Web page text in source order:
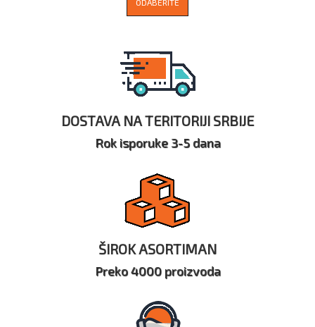
DOSTAVA NA TERITORIJI SRBIJE
Rok isporuke 3-5 dana
ŠIROK ASORTIMAN
Preko 4000 proizvoda